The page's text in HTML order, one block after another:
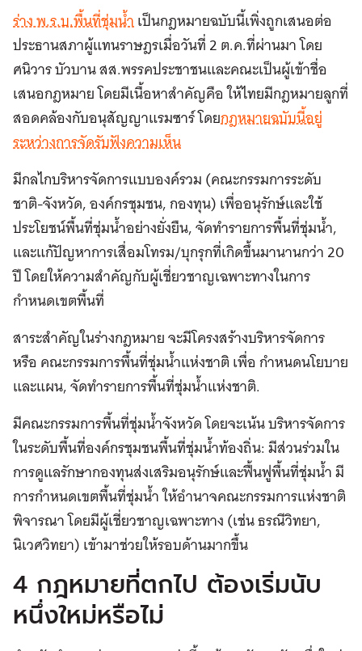
ร่าง พ.ร.บ.พื้นที่ชุ่มน้ำเป็นกฎหมายฉบับนี้เพิ่งถูกเสนอต่อ
ประธานสภาผู้แทนราษฎรเมื่อวันที่ 2 ต.ค.ที่ผ่านมา โดย
ศนิวาร บัวบาน สส.พรรคประชาชนและคณะเป็นผู้เข้าชื่อ
เสนอกฎหมาย โดยมีเนื้อหาสำคัญคือ ให้ไทยมีกฎหมายลูกที่
สอดคล้องกับอนุสัญญาแรมซาร์ โดยกฎหมายฉบับนี้อยู่
ระหว่างการจัดรับฟังความเห็น
มีกลไกบริหารจัดการแบบองค์รวม (คณะกรรมการระดับ
ชาติ-จังหวัด, องค์กรชุมชน, กองทุน) เพื่ออนุรักษ์และใช้
ประโยชน์พื้นที่ชุ่มน้ำอย่างยั่งยืน, จัดทำรายการพื้นที่ชุ่มน้ำ,
และแก้ปัญหาการเสื่อมโทรม/บุกรุกที่เกิดขึ้นมานานกว่า 20
ปี โดยให้ความสำคัญกับผู้เชี่ยวชาญเฉพาะทางในการ
กำหนดเขตพื้นที่
สาระสำคัญในร่างกฎหมาย จะมีโครงสร้างบริหารจัดการ
หรือ คณะกรรมการพื้นที่ชุ่มน้ำแห่งชาติ เพื่อ กำหนดนโยบาย
และแผน, จัดทำรายการพื้นที่ชุ่มน้ำแห่งชาติ.
มีคณะกรรมการพื้นที่ชุ่มน้ำจังหวัด โดยจะเน้น บริหารจัดการ
ในระดับพื้นที่องค์กรชุมชนพื้นที่ชุ่มน้ำท้องถิ่น: มีส่วนร่วมใน
การดูแลรักษากองทุนส่งเสริมอนุรักษ์และฟื้นฟูพื้นที่ชุ่มน้ำ มี
การกำหนดเขตพื้นที่ชุ่มน้ำ ให้อำนาจคณะกรรมการแห่งชาติ
พิจารณา โดยมีผู้เชี่ยวชาญเฉพาะทาง (เช่น ธรณีวิทยา,
นิเวศวิทยา) เข้ามาช่วยให้รอบด้านมากขึ้น
4 กฎหมายที่ตกไป ต้องเริ่มนับ
หนึ่งใหม่หรือไม่